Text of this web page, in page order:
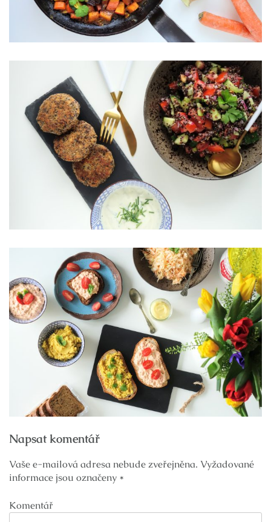
pro
příspěvek
Napsat komentář
Vaše e-mailová adresa nebude zveřejněna. Vyžadované
informace jsou označeny *
Komentář